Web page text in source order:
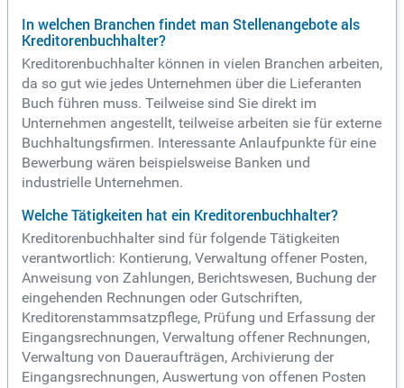
In welchen Branchen findet man Stellenangebote als
Kreditorenbuchhalter?
Kreditorenbuchhalter können in vielen Branchen arbeiten,
da so gut wie jedes Unternehmen über die Lieferanten
Buch führen muss. Teilweise sind Sie direkt im
Unternehmen angestellt, teilweise arbeiten sie für externe
Buchhaltungsfirmen. Interessante Anlaufpunkte für eine
Bewerbung wären beispielsweise Banken und
industrielle Unternehmen.
Welche Tätigkeiten hat ein Kreditorenbuchhalter?
Kreditorenbuchhalter sind für folgende Tätigkeiten
verantwortlich: Kontierung, Verwaltung offener Posten,
Anweisung von Zahlungen, Berichtswesen, Buchung der
eingehenden Rechnungen oder Gutschriften,
Kreditorenstammsatzpflege, Prüfung und Erfassung der
Eingangsrechnungen, Verwaltung offener Rechnungen,
Verwaltung von Daueraufträgen, Archivierung der
Eingangsrechnungen, Auswertung von offenen Posten